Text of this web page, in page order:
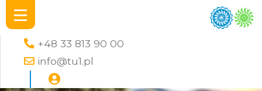
+48 33 813 90 00
info@tu1.pl